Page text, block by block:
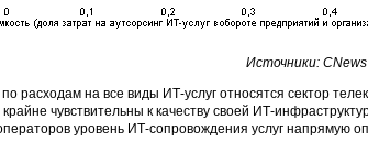
Источники:
расходам на все виды ИТ-услуг относятся сектор
чувствительны к качеству своей ИТ-
уровень ИТ-сопровождения услуг напрямую